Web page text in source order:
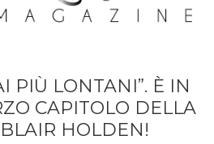
PIÙ LONTANI”. È IN
CAPITOLO DELLA
HOLDEN!